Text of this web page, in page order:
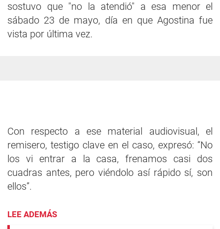
sostuvo que "no la atendió" a esa menor el
sábado 23 de mayo, día en que Agostina fue
vista por última vez.
Con respecto a ese material audiovisual, el
remisero, testigo clave en el caso, expresó: “No
los vi entrar a la casa, frenamos casi dos
cuadras antes, pero viéndolo así rápido sí, son
ellos”.
LEE ADEMÁS